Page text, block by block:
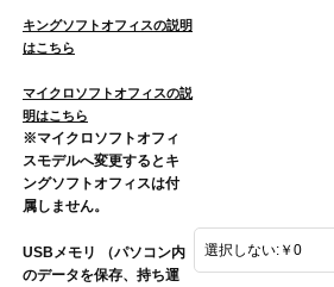
キングソフトオフィスの説明
はこちら
マイクロソフトオフィスの説
明はこちら
※マイクロソフトオフィ
スモデルへ変更するとキ
ングソフトオフィスは付
属しません。
USBメモリ （パソコン内
のデータを保存、持ち運